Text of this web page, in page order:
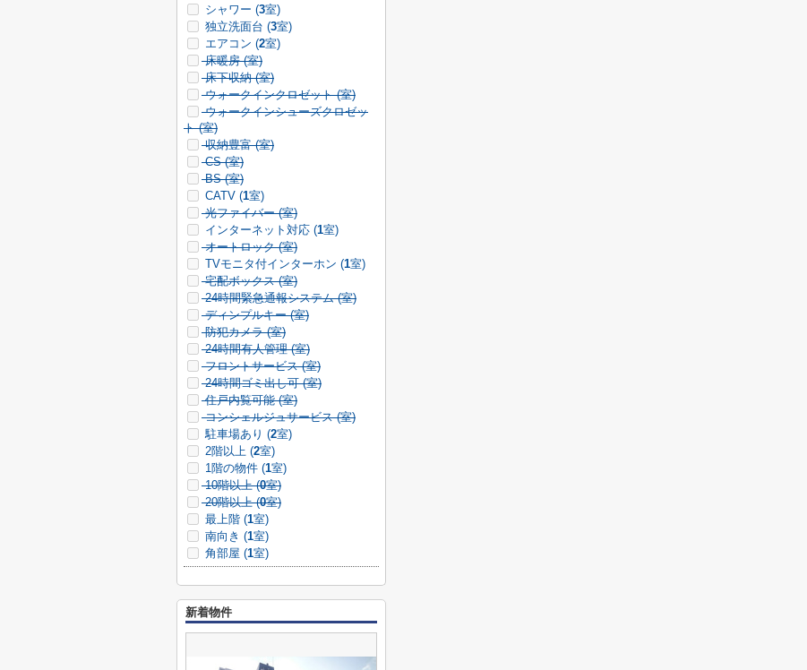
シャワー (3室)
独立洗面台 (3室)
エアコン (2室)
床暖房 (室)
床下収納 (室)
ウォークインクロゼット (室)
ウォークインシューズクロゼッ
ト (室)
収納豊富 (室)
CS (室)
BS (室)
CATV (1室)
光ファイバー (室)
インターネット対応 (1室)
オートロック (室)
TVモニタ付インターホン (1室)
宅配ボックス (室)
24時間緊急通報システム (室)
ディンプルキー (室)
防犯カメラ (室)
24時間有人管理 (室)
フロントサービス (室)
24時間ゴミ出し可 (室)
住戸内覧可能 (室)
コンシェルジュサービス (室)
駐車場あり (2室)
2階以上 (2室)
1階の物件 (1室)
10階以上 (0室)
20階以上 (0室)
最上階 (1室)
南向き (1室)
角部屋 (1室)
新着物件